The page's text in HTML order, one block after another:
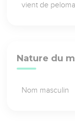
vient de
Nature du
Nom masculin